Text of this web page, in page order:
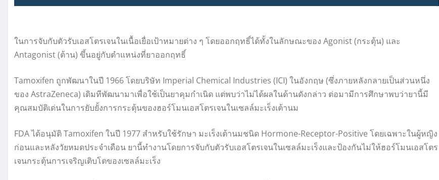
ในการจับกับตัวรับเอสโตรเจนในเนื้อเยื่อเป้าหมายต่าง ๆ โดยออกฤทธิ์ได้ทั้งในลักษณะของ Agonist (กระตุ้น) และ
Antagonist (ต้าน) ขึ้นอยู่กับตำแหน่งที่ยาออกฤทธิ์
Tamoxifen ถูกพัฒนาในปี 1966 โดยบริษัท Imperial Chemical Industries (ICI) ในอังกฤษ (ซึ่งภายหลังกลายเป็นส่วนหนึ่ง
ของ AstraZeneca) เดิมทีพัฒนามาเพื่อใช้เป็นยาคุมกำเนิด แต่พบว่าไม่ได้ผลในด้านดังกล่าว ต่อมามีการศึกษาพบว่ายานี้มี
คุณสมบัติเด่นในการยับยั้งการกระตุ้นของฮอร์โมนเอสโตรเจนในเซลล์มะเร็งเต้านม
FDA ได้อนุมัติ Tamoxifen ในปี 1977 สำหรับใช้รักษา มะเร็งเต้านมชนิด Hormone-Receptor-Positive โดยเฉพาะในผู้หญิง
ก่อนและหลังวัยหมดประจำเดือน ยานี้ทำงานโดยการจับกับตัวรับเอสโตรเจนในเซลล์มะเร็งและป้องกันไม่ให้ฮอร์โมนเอสโตร
เจนกระตุ้นการเจริญเติบโตของเซลล์มะเร็ง